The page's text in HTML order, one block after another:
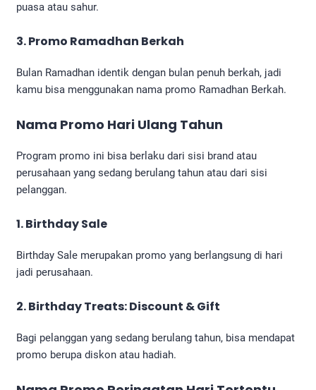
puasa atau sahur.
3. Promo Ramadhan Berkah
Bulan Ramadhan identik dengan bulan penuh berkah, jadi
kamu bisa menggunakan nama promo Ramadhan Berkah.
Nama Promo Hari Ulang Tahun
Program promo ini bisa berlaku dari sisi brand atau
perusahaan yang sedang berulang tahun atau dari sisi
pelanggan.
1. Birthday Sale
Birthday Sale merupakan promo yang berlangsung di hari
jadi perusahaan.
2. Birthday Treats: Discount & Gift
Bagi pelanggan yang sedang berulang tahun, bisa mendapat
promo berupa diskon atau hadiah.